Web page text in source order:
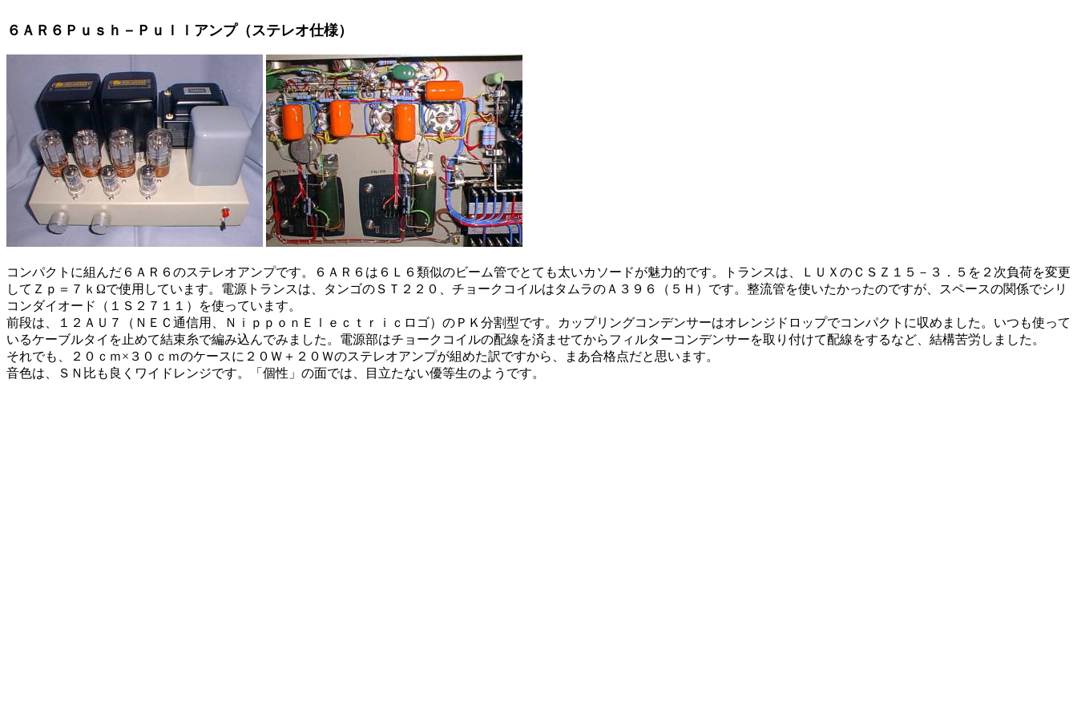
６ＡＲ６Ｐｕｓｈ－Ｐｕｌｌアンプ（ステレオ仕様）
コンパクトに組んだ６ＡＲ６のステレオアンプです。６ＡＲ６は６Ｌ６類似のビーム管でとても太いカソードが魅力的です。トランスは、ＬＵＸのＣＳＺ１５－３．５を２次負荷を変更
してＺｐ＝７ｋΩで使用しています。電源トランスは、タンゴのＳＴ２２０、チョークコイルはタムラのＡ３９６（５Ｈ）です。整流管を使いたかったのですが、スペースの関係でシリ
コンダイオード（１Ｓ２７１１）を使っています。
前段は、１２ＡＵ７（ＮＥＣ通信用、ＮｉｐｐｏｎＥｌｅｃｔｒｉｃロゴ）のＰＫ分割型です。カップリングコンデンサーはオレンジドロップでコンパクトに収めました。いつも使って
いるケーブルタイを止めて結束糸で編み込んでみました。電源部はチョークコイルの配線を済ませてからフィルターコンデンサーを取り付けて配線をするなど、結構苦労しました。
それでも、２０ｃｍ×３０ｃｍのケースに２０Ｗ＋２０Ｗのステレオアンプが組めた訳ですから、まあ合格点だと思います。
音色は、ＳＮ比も良くワイドレンジです。「個性」の面では、目立たない優等生のようです。